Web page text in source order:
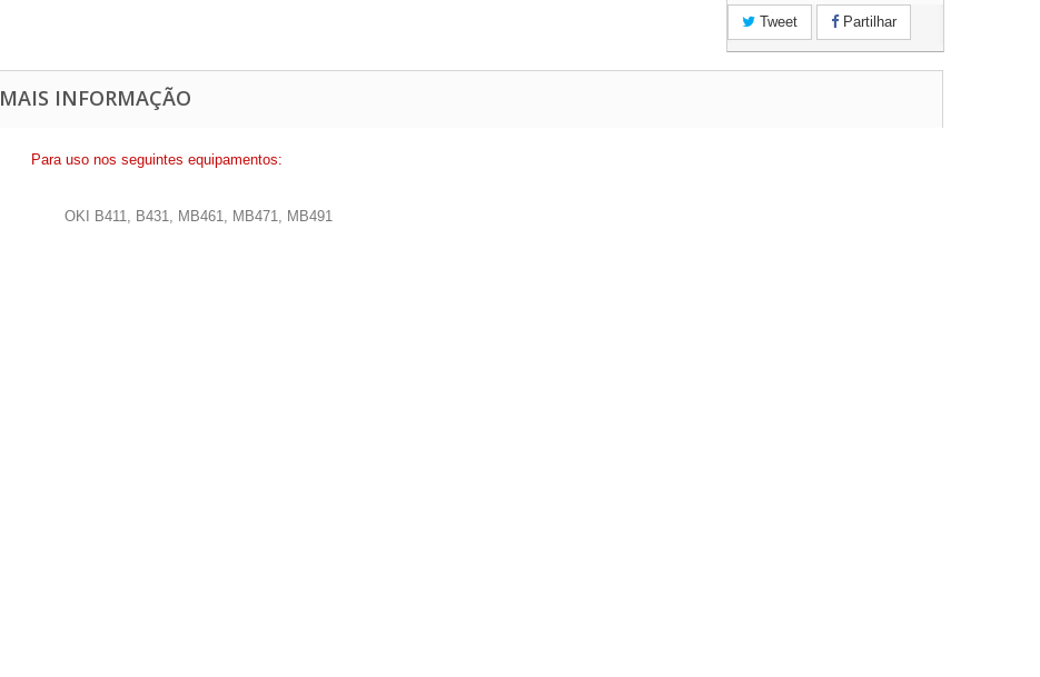
Tweet Partilhar
MAIS INFORMAÇÃO
Para uso nos seguintes equipamentos:
OKI B411, B431, MB461, MB471, MB491